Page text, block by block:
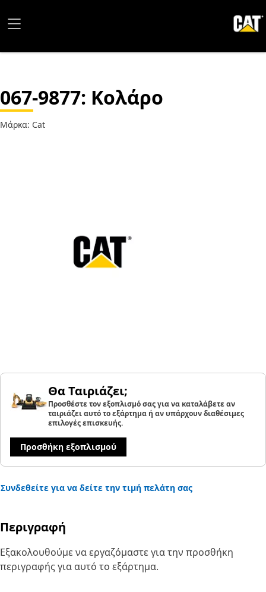
067-9877: Κολάρο
Μάρκα: Cat
Θα Ταιριάζει;
Προσθέστε τον εξοπλισμό σας για να καταλάβετε αν
ταιριάζει αυτό το εξάρτημα ή αν υπάρχουν διαθέσιμες
επιλογές επισκευής.
Προσθήκη εξοπλισμού
Συνδεθείτε για να δείτε την τιμή πελάτη σας
Περιγραφή
Εξακολουθούμε να εργαζόμαστε για την προσθήκη
περιγραφής για αυτό το εξάρτημα.